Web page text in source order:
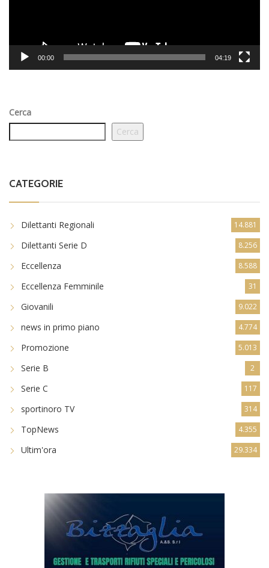
00:00 04:19
Cerca
Cerca
CATEGORIE
Dilettanti Regionali 14.881
Dilettanti Serie D 8.256
Eccellenza 8.588
Eccellenza Femminile 31
Giovanili 9.022
news in primo piano 4.774
Promozione 5.013
Serie B 2
Serie C 117
sportinoro TV 314
TopNews 4.355
Ultim'ora 29.334